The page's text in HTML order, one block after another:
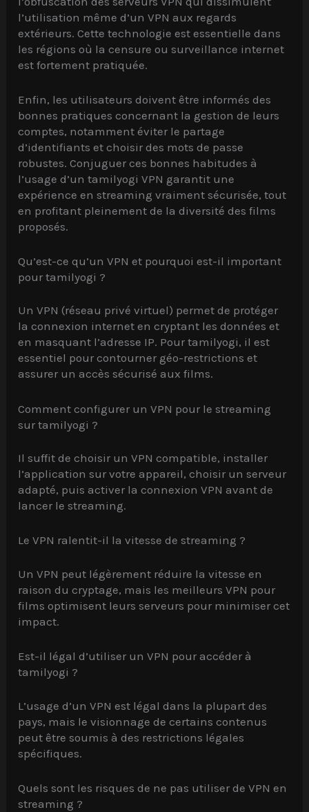
l’utilisation même d’un VPN aux regards
extérieurs. Cette technologie est essentielle dans
les régions où la censure ou surveillance internet
est fortement pratiquée.
Enfin, les utilisateurs doivent être informés des
bonnes pratiques concernant la gestion de leurs
comptes, notamment éviter le partage
d’identifiants et choisir des mots de passe
robustes. Conjuguer ces bonnes habitudes à
l’usage d’un tamilyogi VPN garantit une
expérience en streaming vraiment sécurisée, tout
en profitant pleinement de la diversité des films
proposés.
Qu’est-ce qu’un VPN et pourquoi est-il important
pour tamilyogi ?
Un VPN (réseau privé virtuel) permet de protéger
la connexion internet en cryptant les données et
en masquant l’adresse IP. Pour tamilyogi, il est
essentiel pour contourner géo-restrictions et
assurer un accès sécurisé aux films.
Comment configurer un VPN pour le streaming
sur tamilyogi ?
Il suffit de choisir un VPN compatible, installer
l’application sur votre appareil, choisir un serveur
adapté, puis activer la connexion VPN avant de
lancer le streaming.
Le VPN ralentit-il la vitesse de streaming ?
Un VPN peut légèrement réduire la vitesse en
raison du cryptage, mais les meilleurs VPN pour
films optimisent leurs serveurs pour minimiser cet
impact.
Est-il légal d’utiliser un VPN pour accéder à
tamilyogi ?
L’usage d’un VPN est légal dans la plupart des
pays, mais le visionnage de certains contenus
peut être soumis à des restrictions légales
spécifiques.
Quels sont les risques de ne pas utiliser de VPN en
streaming ?